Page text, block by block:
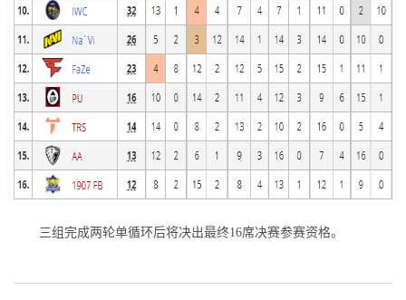
三组完成两轮单循环后将决出最终16席决赛参赛资格。